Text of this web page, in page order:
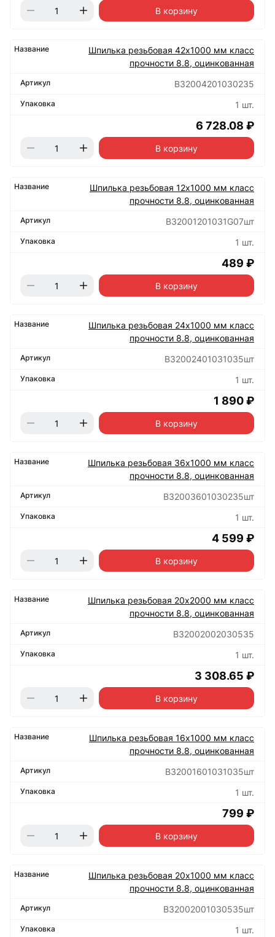
В корзину
Шпилька резьбовая 42х1000 мм класс
прочности 8.8, оцинкованная
B32004201030235
1 шт.
6 728.08 ₽
В корзину
Шпилька резьбовая 12х1000 мм класс
прочности 8.8, оцинкованная
B32001201031G07шт
1 шт.
489 ₽
В корзину
Шпилька резьбовая 24х1000 мм класс
прочности 8.8, оцинкованная
B32002401031035шт
1 шт.
1 890 ₽
В корзину
Шпилька резьбовая 36х1000 мм класс
прочности 8.8, оцинкованная
B32003601030235шт
1 шт.
4 599 ₽
В корзину
Шпилька резьбовая 20х2000 мм класс
прочности 8.8, оцинкованная
B32002002030535
1 шт.
3 308.65 ₽
В корзину
Шпилька резьбовая 16х1000 мм класс
прочности 8.8, оцинкованная
B32001601031035шт
1 шт.
799 ₽
В корзину
Шпилька резьбовая 20х1000 мм класс
прочности 8.8, оцинкованная
B32002001030535шт
1 шт.